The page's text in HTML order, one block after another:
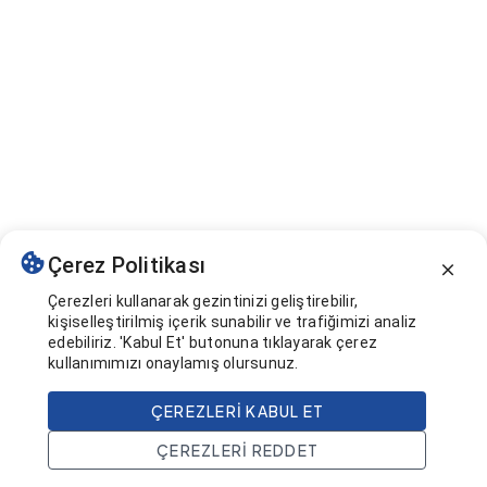
Ana Sayfa Ara Projeler Hesap
Çerez Politikası
Çerezleri kullanarak gezintinizi geliştirebilir,
kişiselleştirilmiş içerik sunabilir ve trafiğimizi analiz
edebiliriz. 'Kabul Et' butonuna tıklayarak çerez
kullanımımızı onaylamış olursunuz.
ÇEREZLERI KABUL ET
ÇEREZLERI REDDET